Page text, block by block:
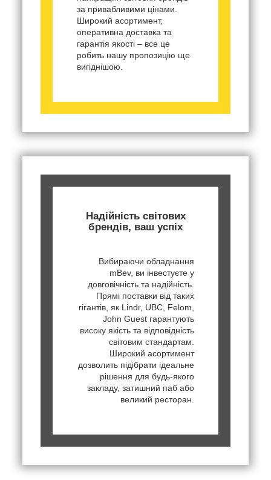
за привабливими цінами.
Широкий асортимент,
оперативна доставка та
гарантія якості – все це
робить нашу пропозицію ще
вигіднішою.
Надійність світових
брендів, ваш успіх
Вибираючи обладнання
mBev, ви інвестуєте у
довговічність та надійність.
Прямі поставки від таких
гігантів, як Lindr, UBC, Felom,
John Guest гарантують
високу якість та відповідність
світовим стандартам.
Широкий асортимент
дозволить підібрати ідеальне
рішення для будь-якого
закладу, затишний паб або
великий ресторан.